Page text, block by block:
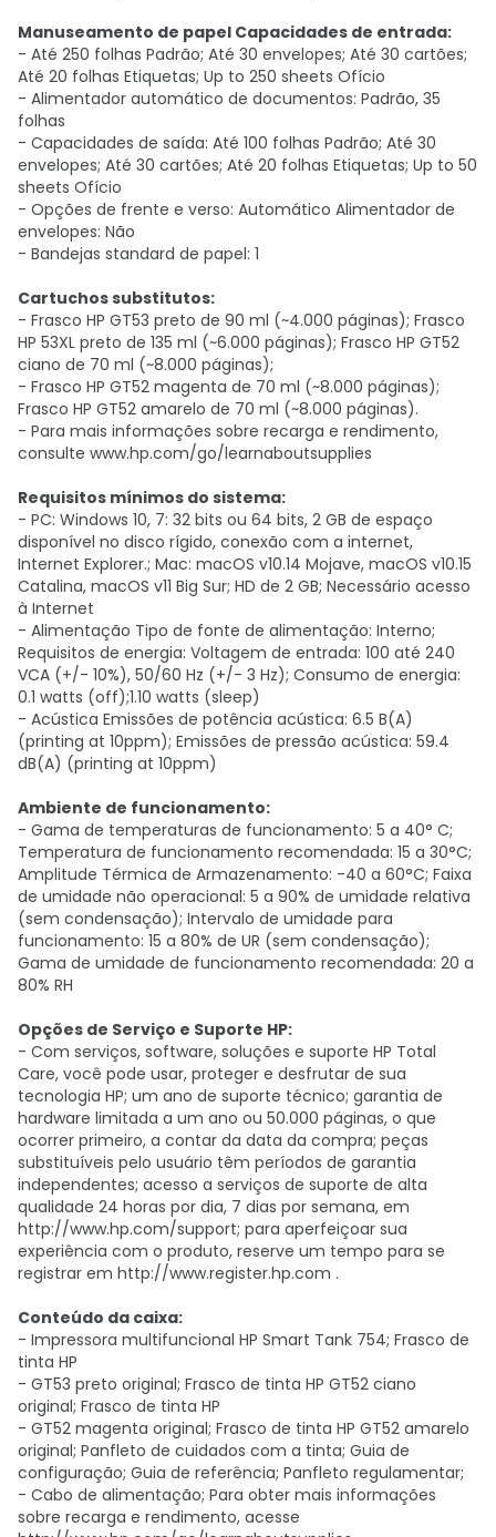
Manuseamento de papel Capacidades de entrada:
- Até 250 folhas Padrão; Até 30 envelopes; Até 30 cartões;
Até 20 folhas Etiquetas; Up to 250 sheets Ofício
- Alimentador automático de documentos: Padrão, 35
folhas
- Capacidades de saída: Até 100 folhas Padrão; Até 30
envelopes; Até 30 cartões; Até 20 folhas Etiquetas; Up to 50
sheets Ofício
- Opções de frente e verso: Automático Alimentador de
envelopes: Não
- Bandejas standard de papel: 1
Cartuchos substitutos:
- Frasco HP GT53 preto de 90 ml (~4.000 páginas); Frasco
HP 53XL preto de 135 ml (~6.000 páginas); Frasco HP GT52
ciano de 70 ml (~8.000 páginas);
- Frasco HP GT52 magenta de 70 ml (~8.000 páginas);
Frasco HP GT52 amarelo de 70 ml (~8.000 páginas).
- Para mais informações sobre recarga e rendimento,
consulte www.hp.com/go/learnaboutsupplies
Requisitos mínimos do sistema:
- PC: Windows 10, 7: 32 bits ou 64 bits, 2 GB de espaço
disponível no disco rígido, conexão com a internet,
Internet Explorer.; Mac: macOS v10.14 Mojave, macOS v10.15
Catalina, macOS v11 Big Sur; HD de 2 GB; Necessário acesso
à Internet
- Alimentação Tipo de fonte de alimentação: Interno;
Requisitos de energia: Voltagem de entrada: 100 até 240
VCA (+/- 10%), 50/60 Hz (+/- 3 Hz); Consumo de energia:
0.1 watts (off);1.10 watts (sleep)
- Acústica Emissões de potência acústica: 6.5 B(A)
(printing at 10ppm); Emissões de pressão acústica: 59.4
dB(A) (printing at 10ppm)
Ambiente de funcionamento:
- Gama de temperaturas de funcionamento: 5 a 40° C;
Temperatura de funcionamento recomendada: 15 a 30°C;
Amplitude Térmica de Armazenamento: -40 a 60°C; Faixa
de umidade não operacional: 5 a 90% de umidade relativa
(sem condensação); Intervalo de umidade para
funcionamento: 15 a 80% de UR (sem condensação);
Gama de umidade de funcionamento recomendada: 20 a
80% RH
Opções de Serviço e Suporte HP:
- Com serviços, software, soluções e suporte HP Total
Care, você pode usar, proteger e desfrutar de sua
tecnologia HP; um ano de suporte técnico; garantia de
hardware limitada a um ano ou 50.000 páginas, o que
ocorrer primeiro, a contar da data da compra; peças
substituíveis pelo usuário têm períodos de garantia
independentes; acesso a serviços de suporte de alta
qualidade 24 horas por dia, 7 dias por semana, em
http://www.hp.com/support; para aperfeiçoar sua
experiência com o produto, reserve um tempo para se
registrar em http://www.register.hp.com .
Conteúdo da caixa:
- Impressora multifuncional HP Smart Tank 754; Frasco de
tinta HP
- GT53 preto original; Frasco de tinta HP GT52 ciano
original; Frasco de tinta HP
- GT52 magenta original; Frasco de tinta HP GT52 amarelo
original; Panfleto de cuidados com a tinta; Guia de
configuração; Guia de referência; Panfleto regulamentar;
- Cabo de alimentação; Para obter mais informações
sobre recarga e rendimento, acesse